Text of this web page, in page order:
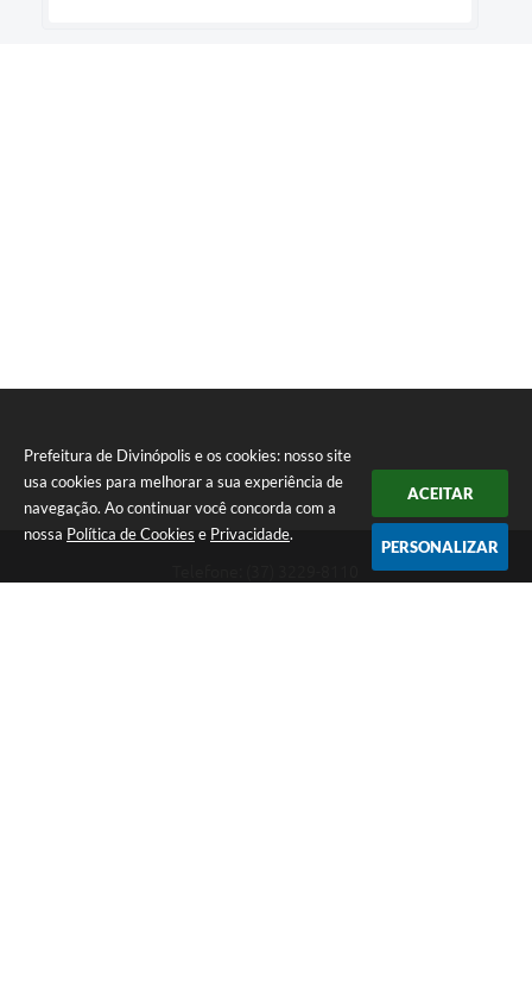
Prefeitura de Divinópolis e os cookies: nosso site
usa cookies para melhorar a sua experiência de
navegação. Ao continuar você concorda com a
nossa Política de Cookies e Privacidade.
ACEITAR
PERSONALIZAR